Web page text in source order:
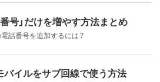
番号」だけを増やす方法まとめ
話番号を追加するには？
バイルをサブ回線で使う方法